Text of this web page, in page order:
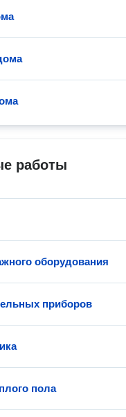
работы
оборудования
приборов
пола